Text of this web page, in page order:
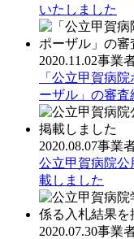
いたしました
2020.11.02事業
「公立甲賀病
ーザル」の審
2020.08.07事業
公立甲賀病院公
載しました
2020.07.30事業